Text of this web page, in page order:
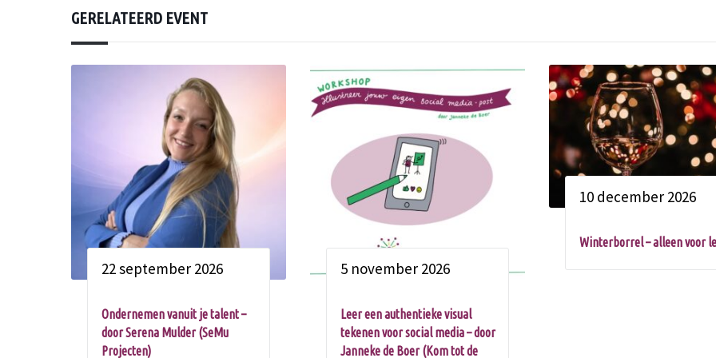
GERELATEERD EVENT
22 september 2026
Ondernemen vanuit je talent –
door Serena Mulder (SeMu
Projecten)
5 november 2026
Leer een authentieke visual
tekenen voor social media – door
Janneke de Boer (Kom tot de
10 december 2026
Winterborrel – alleen voor